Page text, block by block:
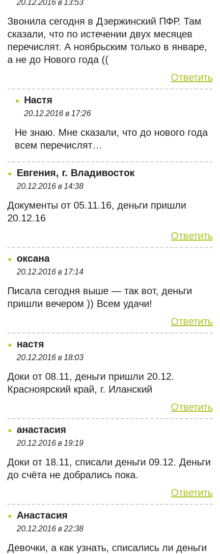
20.12.2016 в 13:53
Звонила сегодня в Дзержинский ПФР. Там
сказали, что по истечении двух месяцев
перечислят. А ноябрьским только в январе,
а не до Нового года ((
Ответить
Настя
20.12.2016 в 17:26
Не знаю. Мне сказали, что до нового года
всем перечислят…
Евгения, г. Владивосток
20.12.2016 в 14:38
Документы от 05.11.16, деньги пришли
20.12.16
Ответить
оксана
20.12.2016 в 17:14
Писала сегодня выше — так вот, деньги
пришли вечером )) Всем удачи!
Ответить
настя
20.12.2016 в 18:03
Доки от 08.11, деньги пришли 20.12.
Красноярский край, г. Иланский
Ответить
анастасия
20.12.2016 в 19:19
Доки от 18.11, списали деньги 09.12. Деньги
до счёта не добрались пока.
Ответить
Анастасия
20.12.2016 в 22:38
Девочки, а как узнать, списались ли деньги